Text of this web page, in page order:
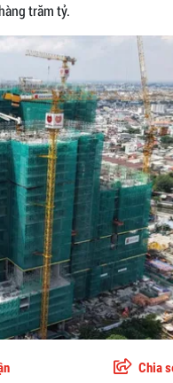
trăm tỷ.
Chia